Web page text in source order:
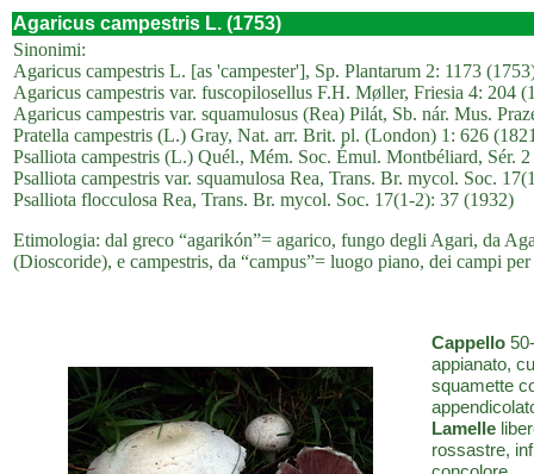
Agaricus campestris L. (1753)
Sinonimi:
Agaricus campestris L. [as 'campester'], Sp. Plantarum 2: 1173
Agaricus campestris var. fuscopilosellus F.H. Møller, Friesia 4: 204
Agaricus campestris var. squamulosus (Rea) Pilát, Sb. nár. Mus.
Pratella campestris (L.) Gray, Nat. arr. Brit. pl. (London) 1: 626
Psalliota campestris (L.) Quél., Mém. Soc. Émul. Montbéliard, Sér.
Psalliota campestris var. squamulosa Rea, Trans. Br. mycol. Soc.
Psalliota flocculosa Rea, Trans. Br. mycol. Soc. 17(1-2): 37 (1932)
Etimologia: dal greco “agarikón”= agarico, fungo degli Agari, da
(Dioscoride), e campestris, da “campus”= luogo piano, dei campi per
Cappello
appianato,
squamette
Lamelle
rossastre,